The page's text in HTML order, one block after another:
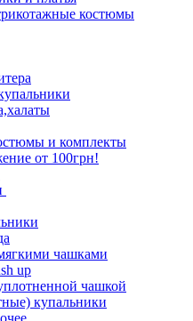
костюмы
и комплекты
от 100грн!
чашками
up
чашкой
купальники